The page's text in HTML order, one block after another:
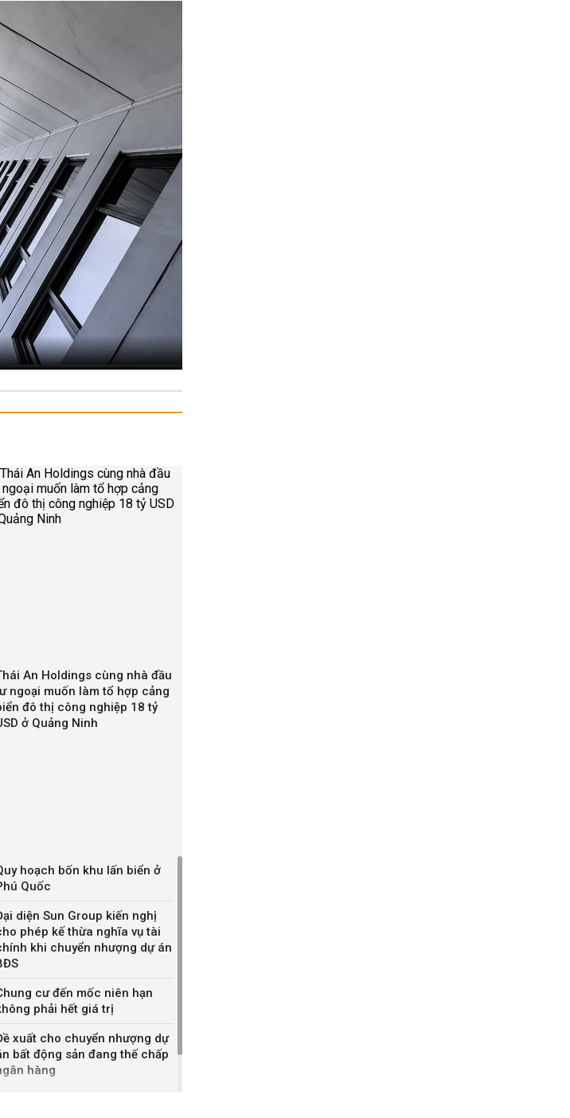
An Holdings cùng nhà đầu
ngoại muốn làm tổ hợp cảng
đô thị công nghiệp 18 tỷ
ở Quảng Ninh
hoạch bốn khu lấn biển ở
Quốc
diện Sun Group kiến nghị
phép kế thừa nghĩa vụ tài
khi chuyển nhượng dự án
cư đến mốc niên hạn
phải hết giá trị
xuất cho chuyển nhượng dự
bất động sản đang thế chấp
hàng